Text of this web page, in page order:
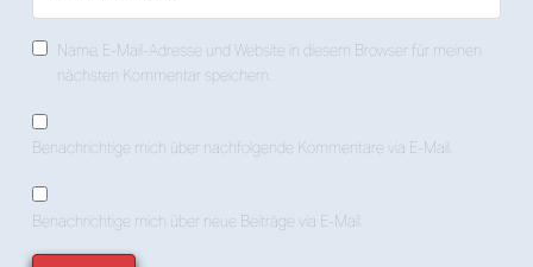
Name, E-Mail-Adresse und Website in diesem Browser für meinen
nächsten Kommentar speichern.
Benachrichtige mich über nachfolgende Kommentare via E-Mail.
Benachrichtige mich über neue Beiträge via E-Mail.